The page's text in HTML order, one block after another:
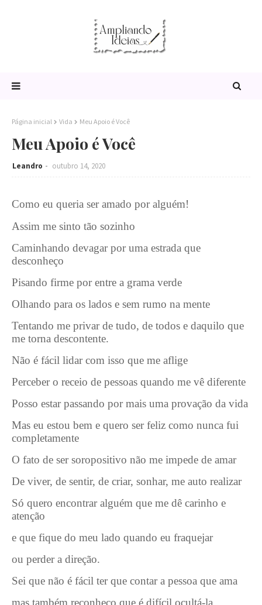
Página inicial Vida Meu Apoio é Você
Meu Apoio é Você
Leandro outubro 14, 2020
Como eu queria ser amado por alguém!
Assim me sinto tão sozinho
Caminhando devagar por uma estrada que
desconheço
Pisando firme por entre a grama verde
Olhando para os lados e sem rumo na mente
Tentando me privar de tudo, de todos e daquilo que
me torna descontente.
Não é fácil lidar com isso que me aflige
Perceber o receio de pessoas quando me vê diferente
Posso estar passando por mais uma provação da vida
Mas eu estou bem e quero ser feliz como nunca fui
completamente
O fato de ser soropositivo não me impede de amar
De viver, de sentir, de criar, sonhar, me auto realizar
Só quero encontrar alguém que me dê carinho e
atenção
e que fique do meu lado quando eu fraquejar
ou perder a direção.
Sei que não é fácil ter que contar a pessoa que ama
mas também reconheço que é difícil ocultá-la